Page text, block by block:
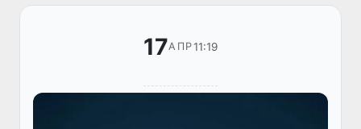
17АПР11:19